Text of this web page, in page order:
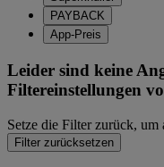
PAYBACK
App-Preis
Leider sind keine
Filtereinstellungen
Setze die Filter zurück, um
Filter zurücksetzen